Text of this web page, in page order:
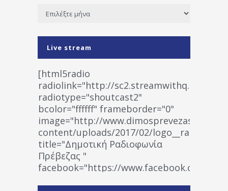
Ιστορικό
Live stream
[html5radio
radiolink="http://
radiotype="shoutcast2"
bcolor="ffffff" frameborder="0"
image="http://www.dimosprevezas.gr/wp-
content/uploads/2017/02/
title="Δημοτική Ραδιοφωνία
Πρέβεζας "
facebook="https://www.facebook.com/